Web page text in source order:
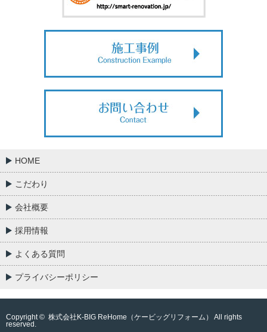
HOME
こだわり
会社概要
採用情報
よくある質問
プライバシーポリシー
Copyright © 株式会社K-BIG ReHome（ケービッグリフォーム）
All rights
reserved.